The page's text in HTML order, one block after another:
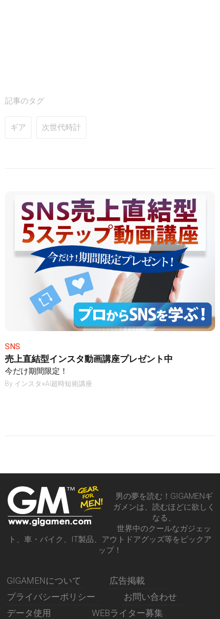
記事のタグ
ギア 次世代時計
SNS
売上直結型インスタ動画講座プレゼント中
今だけ期間限定！
By インスタ×AI超時短術講座
男の夢を読む！GIGAMENギ
ガメンは、読むほどに欲しく
なる、
世界中のクールなガジェッ
ト、車・バイク、IT製品、アウトドアグッズ等をピックア
ップ！
GIGAMENについて
広告掲載
プライバシーポリシー
お問い合わせ
データ使用
WEBライター募集